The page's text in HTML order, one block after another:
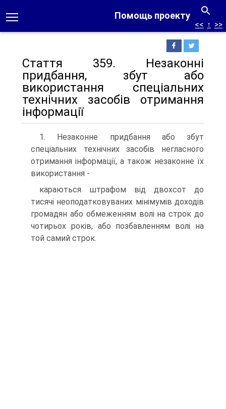
Помощь проекту
<< ↑ >>
Стаття 359. Незаконні
придбання, збут або
використання спеціальних
технічних засобів отримання
інформації
1. Незаконне придбання або збут
спеціальних технічних засобів негласного
отримання інформації, а також незаконне їх
використання -
караються штрафом від двохсот до
тисячі неоподатковуваних мінімумів доходів
громадян або обмеженням волі на строк до
чотирьох років, або позбавленням волі на
той самий строк.